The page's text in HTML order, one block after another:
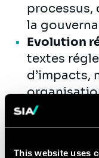
This website uses
processus,
la
Evolution
textes
d’impacts,
Gestion de
assistance